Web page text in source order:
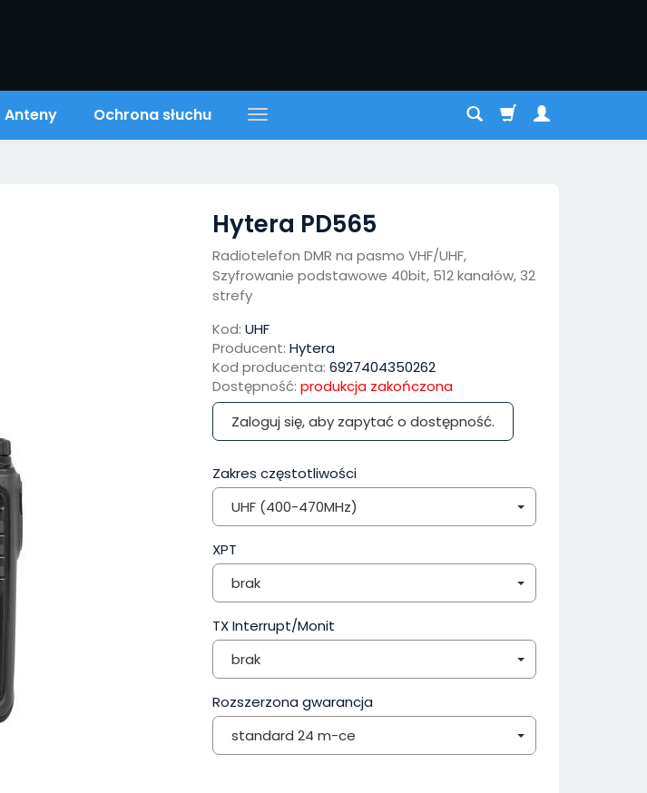
Anteny Ochrona słuchu
Hytera PD565
Radiotelefon DMR na pasmo VHF/UHF,
Szyfrowanie podstawowe 40bit, 512 kanałów, 32
strefy
Kod: UHF
Producent: Hytera
Kod producenta: 6927404350262
Dostępność: produkcja zakończona
Zaloguj się, aby zapytać o dostępność.
Zakres częstotliwości
UHF (400-470MHz)
XPT
brak
TX Interrupt/Monit
brak
Rozszerzona gwarancja
standard 24 m-ce